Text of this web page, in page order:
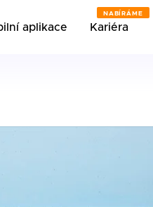
aplikace
NABÍRÁME
Kariéra